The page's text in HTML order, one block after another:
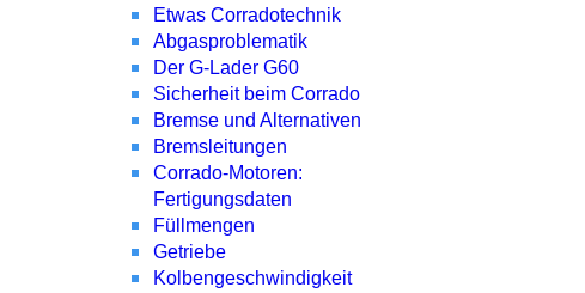
Etwas Corradotechnik
Abgasproblematik
Der G-Lader G60
Sicherheit beim Corrado
Bremse und Alternativen
Bremsleitungen
Corrado-Motoren:
Fertigungsdaten
Füllmengen
Getriebe
Kolbengeschwindigkeit